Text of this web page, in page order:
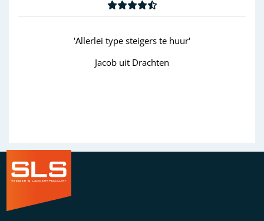
type steigers te huur'